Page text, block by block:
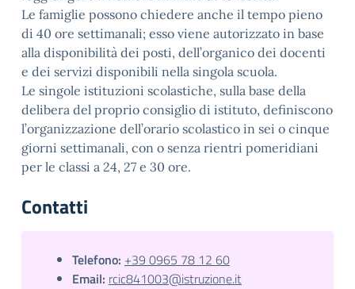
Le famiglie possono chiedere anche il tempo pieno
di 40 ore settimanali; esso viene autorizzato in base
alla disponibilità dei posti, dell’organico dei docenti
e dei servizi disponibili nella singola scuola.
Le singole istituzioni scolastiche, sulla base della
delibera del proprio consiglio di istituto, definiscono
l’organizzazione dell’orario scolastico in sei o cinque
giorni settimanali, con o senza rientri pomeridiani
per le classi a 24, 27 e 30 ore.
Contatti
Telefono: +39 0965 78 12 60
Email: rcic841003@istruzione.it